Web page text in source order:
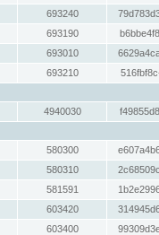
693240
693190
693010
693210
4940030
580300
580310
581591
603420
603400